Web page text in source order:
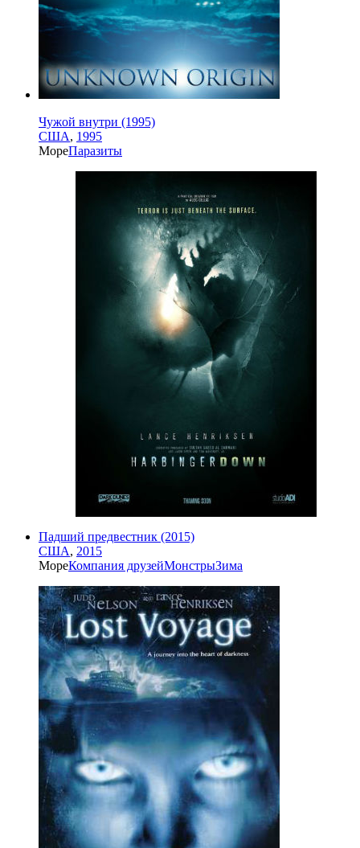
Чужой внутри (1995)
США, 1995
МореПаразиты
Падший предвестник (2015)
США, 2015
МореКомпания друзейМонстрыЗима